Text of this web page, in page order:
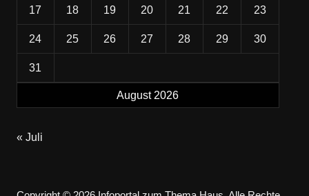
August 2026
17 18 19 20 21 22 23
24 25 26 27 28 29 30
31
« Juli